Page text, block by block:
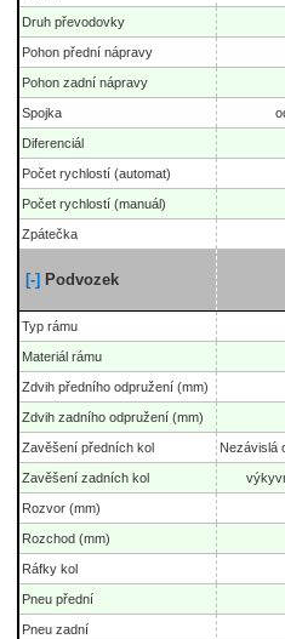
Druh převodovky
Pohon přední nápravy
Pohon zadní nápravy
Spojka
Diferenciál
Počet rychlostí (automat)
Počet rychlostí (manuál)
Zpátečka
[-] Podvozek
Typ rámu
Materiál rámu
Zdvih předního odpružení (mm)
Zdvih zadního odpružení (mm)
Zavěšení předních kol Nezávislá
Zavěšení zadních kol
Rozvor (mm)
Rozchod (mm)
Ráfky kol
Pneu přední
Pneu zadní